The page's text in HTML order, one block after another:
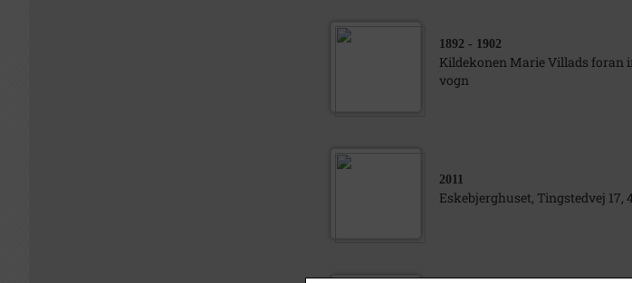
1892 - 1902
Kildekonen Marie Villads foran
vogn
2011
Eskebjerghuset, Tingstedvej 17,